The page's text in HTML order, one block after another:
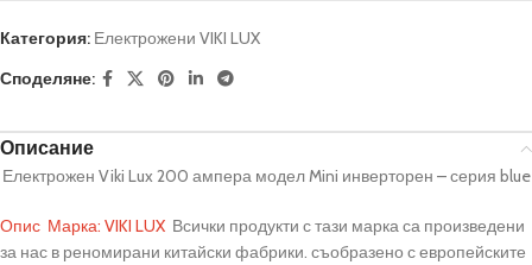
Категория: Електрожени VIKI LUX
Споделяне:
Описание
Електрожен Viki Lux 200 ампера модел Mini инверторен – серия blue
Опис Марка: VIKI LUX Всички продукти с тази марка са произведени
за нас в реномирани китайски фабрики. съобразено с европейските